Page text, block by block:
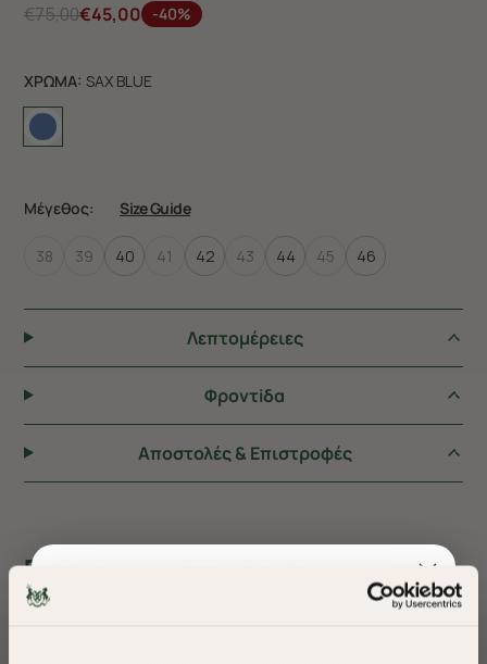
€75,00€45,00 -40%
ΧΡΩΜΑ: SAX BLUE
Μέγεθος: Size Guide
38 39 40 41 42 43 44 45 46
Λεπτομέρειες
Φροντiδα
Αποστολές & Επιστροφές
ΠΡΟΤΕΙΝΟΥΜΕ ΓΙΑ ΕΣΑΣ